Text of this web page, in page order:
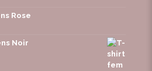
Rose
Noir